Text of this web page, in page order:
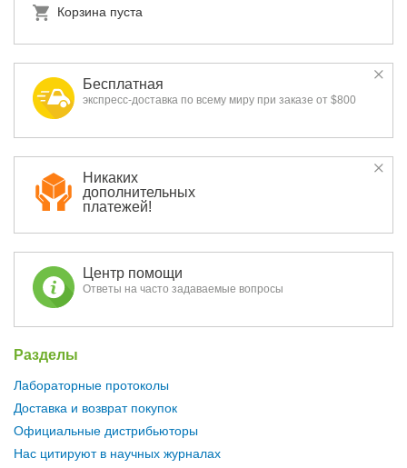
Корзина пуста
Бесплатная
экспресс-доставка по всему миру при заказе от $800
Никаких
дополнительных
платежей!
Центр помощи
Ответы на часто задаваемые вопросы
Разделы
Лабораторные протоколы
Доставка и возврат покупок
Официальные дистрибьюторы
Нас цитируют в научных журналах